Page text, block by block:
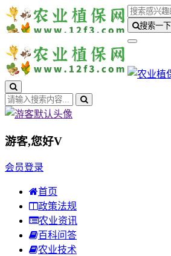
搜索一下
游客,您好V
会员登录
首页
政策法规
农业资讯
百科问答
农业技术